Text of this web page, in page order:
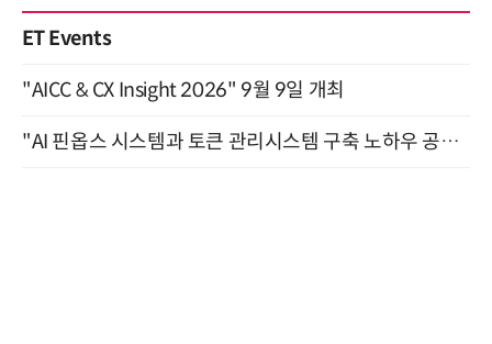
ET Events
"AICC & CX Insight 2026" 9월 9일 개최
"AI 핀옵스 시스템과 토큰 관리시스템 구축 노하우 공개" 잠실 한국광고문화회관 2층 대회의실 (8/21)